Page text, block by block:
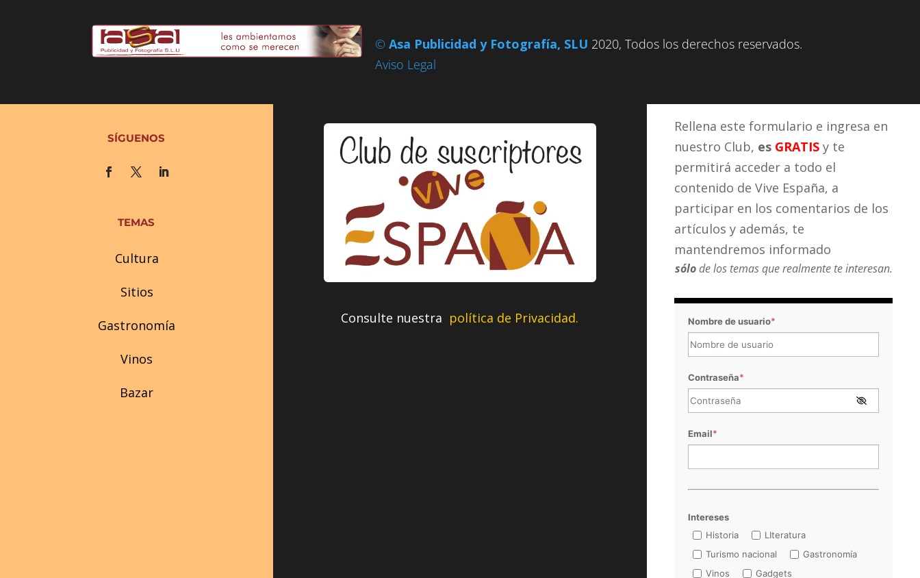
©Asa Publicidad y Fotografía, SLU 2020, Todos los derechos reservados.
Aviso Legal
SÍGUENOS
TEMAS
Cultura
Sitios
Gastronomía
Vinos
Bazar
Consulte nuestra política de Privacidad.
Rellena este formulario e ingresa en
nuestro Club, es GRATIS y te
permitirá acceder a todo el
contenido de Vive España, a
participar en los comentarios de los
artículos y además, te
mantendremos informado
sólode los temas que realmente te interesan.
Nombre de usuario*
Contraseña*
Email*
Intereses
Historia
LIteratura
Turismo nacional
Gastronomía
Vinos
Gadgets